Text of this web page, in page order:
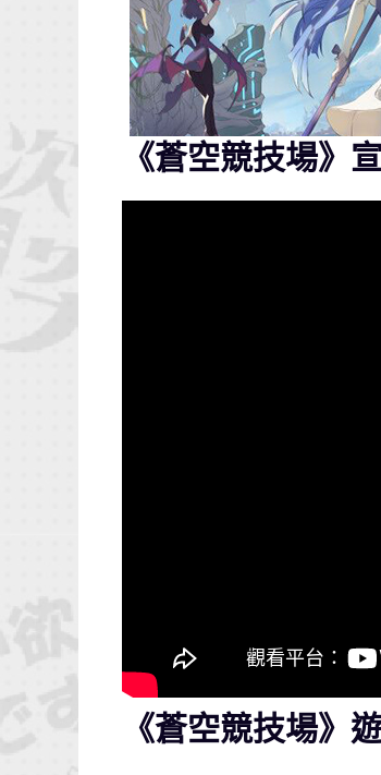
《蒼空競技場》
《蒼空競技場》